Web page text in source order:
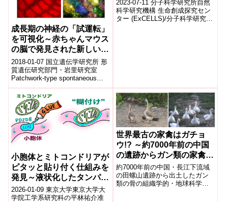
成長期の神経の「試運転」
を可視化～赤ちゃんマウス
の脳で発見された新しいタ
イプの自発神経活動～
2018-01-07 国立遺伝学研究所 形
質遺伝研究部門・岩里研究室
Patchwork-type spontaneous
activity in neonata...
ン～
2023-07-11 分子科学研究所自然
科学研究機構 生命創成探究セン
ター (ExCELLS)/分子科学研究所
小胞体とミトコンドリアが
ピタッと貼り付く仕組みを
発見～液状化したタンパク
質集合体による新たな細胞
内構造形成機構～
2026-01-09 東京大学東京大学大
学院工学系研究科の平林祐介准
世界最古の家禽はガチョ
ウ!? ～約7000年前の中国
の遺跡からガン類の家禽化
の証拠を複数確認～
約7000年前の中国・長江下流域
の田螺山遺跡から出土したガン
類の骨の組織学的・地球科学